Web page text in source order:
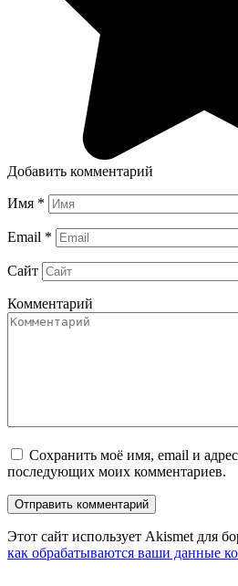
Добавить комментарий
Имя *
Email *
Сайт
Комментарий
Сохранить моё имя, email и
последующих моих комментариев.
Этот сайт использует Akismet для
как обрабатываются ваши данные